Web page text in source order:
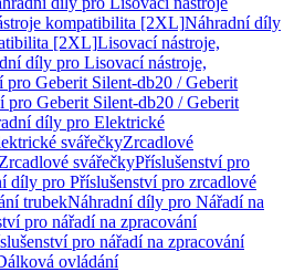
kompatibilita [2XL]Náhradní díly
[2XL]Lisovací nástroje,
díly pro Lisovací nástroje,
pro Geberit Silent-db20 / Geberit
Geberit Silent-db20 / Geberit
díly pro Elektrické
svářečkyZrcadlové
svářečkyPříslušenství pro
díly pro Příslušenství pro zrcadlové
trubekNáhradní díly pro Nářadí na
pro nářadí na zpracování
pro nářadí na zpracování
ovládání